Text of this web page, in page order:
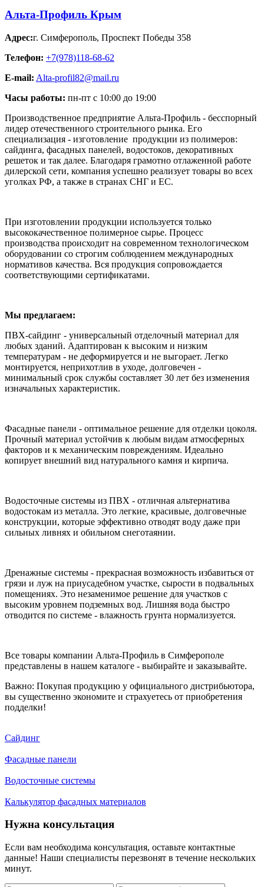
Альта-Профиль Крым
Адрес:г. Симферополь, Проспект Победы 358
Телефон: +7(978)118-68-62
E-mail: Alta-profil82@mail.ru
Часы работы: пн-пт с 10:00 до 19:00
Производственное предприятие Альта-Профиль - бесспорный
лидер отечественного строительного рынка. Его
специализация - изготовление продукции из полимеров:
сайдинга, фасадных панелей, водостоков, декоративных
решеток и так далее. Благодаря грамотно отлаженной работе
дилерской сети, компания успешно реализует товары во всех
уголках РФ, а также в странах СНГ и ЕС.
При изготовлении продукции используется только
высококачественное полимерное сырье. Процесс
производства происходит на современном технологическом
оборудовании со строгим соблюдением международных
нормативов качества. Вся продукция сопровождается
соответствующими сертификатами.
Мы предлагаем:
ПВХ-сайдинг - универсальный отделочный материал для
любых зданий. Адаптирован к высоким и низким
температурам - не деформируется и не выгорает. Легко
монтируется, неприхотлив в уходе, долговечен -
минимальный срок службы составляет 30 лет без изменения
изначальных характеристик.
Фасадные панели - оптимальное решение для отделки цоколя.
Прочный материал устойчив к любым видам атмосферных
факторов и к механическим повреждениям. Идеально
копирует внешний вид натурального камня и кирпича.
Водосточные системы из ПВХ - отличная альтернатива
водостокам из металла. Это легкие, красивые, долговечные
конструкции, которые эффективно отводят воду даже при
сильных ливнях и обильном снеготаянии.
Дренажные системы - прекрасная возможность избавиться от
грязи и луж на приусадебном участке, сырости в подвальных
помещениях. Это незаменимое решение для участков с
высоким уровнем подземных вод. Лишняя вода быстро
отводится по системе - влажность грунта нормализуется.
Все товары компании Альта-Профиль в Симферополе
представлены в нашем каталоге - выбирайте и заказывайте.
Важно: Покупая продукцию у официального дистрибьютора,
вы существенно экономите и страхуетесь от приобретения
подделки!
Сайдинг
Фасадные панели
Водосточные системы
Калькулятор фасадных материалов
Нужна консультация
Если вам необходима консультация, оставьте контактные
данные! Наши специалисты перезвонят в течение нескольких
минут.